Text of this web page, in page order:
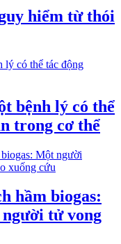
hiểm từ thói
bệnh lý có thể
trong cơ thể
hầm biogas:
tử vong